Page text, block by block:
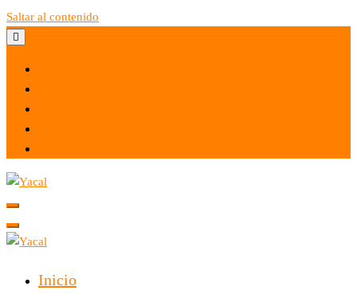
Saltar al contenido
Yacal micro hosting
Inicio